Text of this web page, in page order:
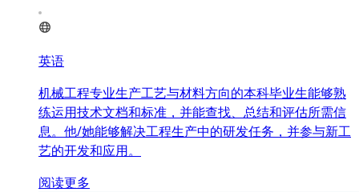
英语
机械工程专业生产工艺与材料方向的本科毕业生能够熟
练运用技术文档和标准，并能查找、总结和评估所需信
息。他/她能够解决工程生产中的研发任务，并参与新工
艺的开发和应用。
阅读更多